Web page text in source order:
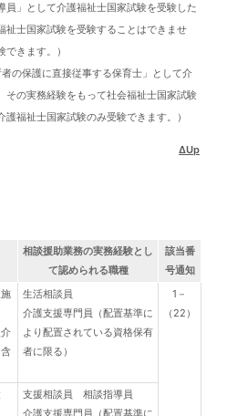
員」として介護福祉士国家試験を受験した
祉士国家試験を受験することはできませ
きます。）
の保護に直接従事する保育士」として介
その実務経験をもって社会福祉士国家試験
福祉士国家試験のみ受験できます。）
ΔUp
相談援助業務の実務経験とし
て認められる職種
該当番
号通知
生活相談員
介護支援専門員（配置基準に
より配置されている資格保有
者に限る）
1－
（22）
支援相談員 相談指導員
介護支援専門員（配置基準に